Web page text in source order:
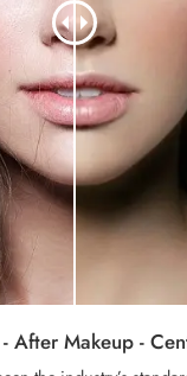
After Makeup -